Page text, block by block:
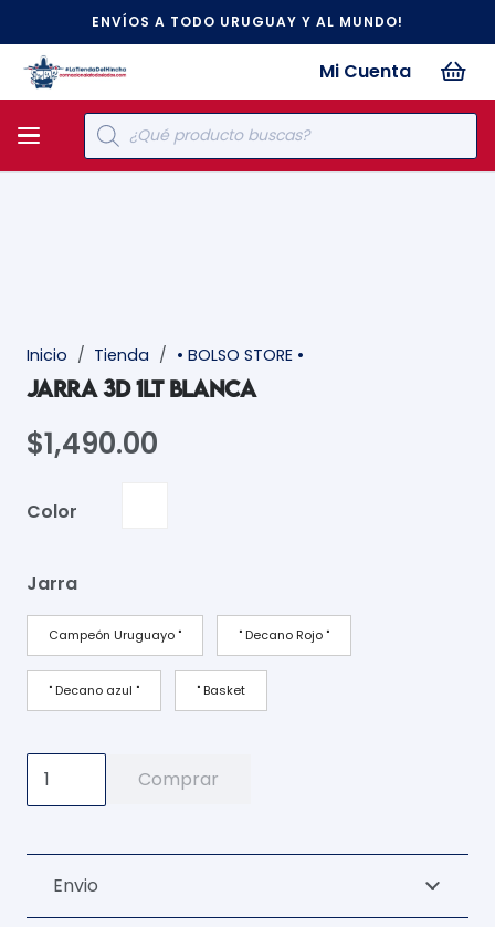
ENVÍOS A TODO URUGUAY Y AL MUNDO!
Mi Cuenta
Búsqueda
de
productos
Inicio / Tienda / • BOLSO STORE •
JARRA 3D 1LT BLANCA
$1,490.00
Color
Jarra
Campeón Uruguayo " " Decano Rojo "
" Decano azul " " Basket
Jarra
3D
Blanca
cantidad
Comprar
Envio